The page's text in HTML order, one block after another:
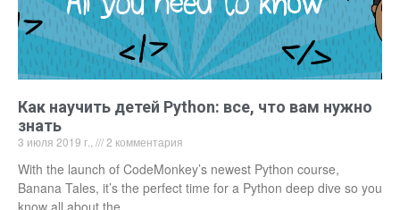
Как научить детей Python: все, что вам нужно
знать
3 июля 2019 г., 2 комментария
With the launch of CodeMonkey’s newest Python course,
Banana Tales, it’s the perfect time for a Python deep dive so you
know all about the